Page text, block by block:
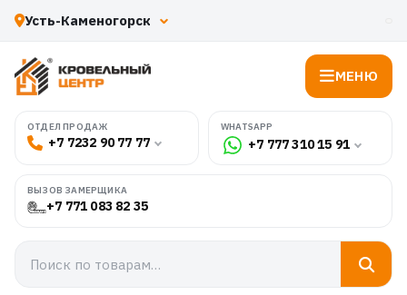
МЕНЮ
ОТДЕЛ ПРОДАЖ
+7 7232 90 77 77
WHATSAPP
+7 777 310 15 91
ВЫЗОВ ЗАМЕРЩИКА
+7 771 083 82 35